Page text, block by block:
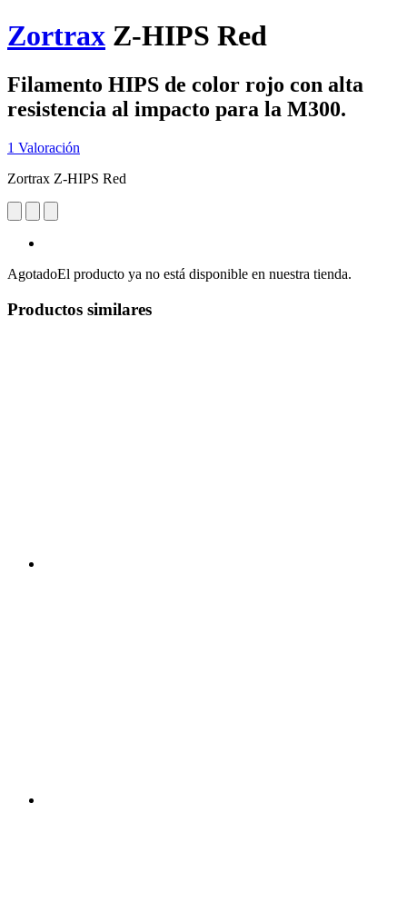
Zortrax Z-HIPS Red
Filamento HIPS de color rojo con alta
resistencia al impacto para la M300.
1 Valoración
Zortrax Z-HIPS Red
AgotadoEl producto ya no está disponible en nuestra tienda.
Productos similares